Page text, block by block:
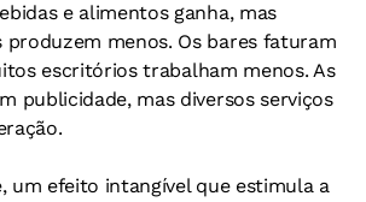
e alimentos ganha, mas
produzem menos. Os bares faturam
escritórios trabalham menos. As
publicidade, mas diversos serviços
um efeito intangível que estimula a